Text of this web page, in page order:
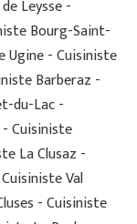
Leysse -
Bourg-Saint-
Ugine - Cuisiniste
Barberaz -
du-Lac -
Cuisiniste
La Clusaz -
Val
- Cuisiniste